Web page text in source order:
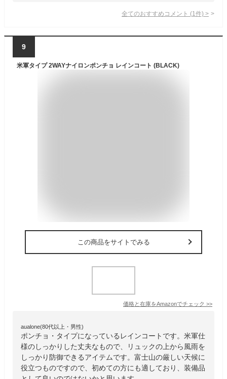
全てのおすすめコメント (1 件) >
9
米軍タイプ 2WAYナイロンポンチョ レインコート (BLACK)
この商品をサイトでみる
価格と在庫をAmazonでチェック >>
aualone(80代以上・男性)
ポンチョ・タイプになっているレインコートです。米軍仕
様のしっかりした丈夫なもので、リュックの上から風雨を
しっかり防御できるアイテムです。富士山の厳しい天候に
役立つものですので、初めての方にも適しており、装備品